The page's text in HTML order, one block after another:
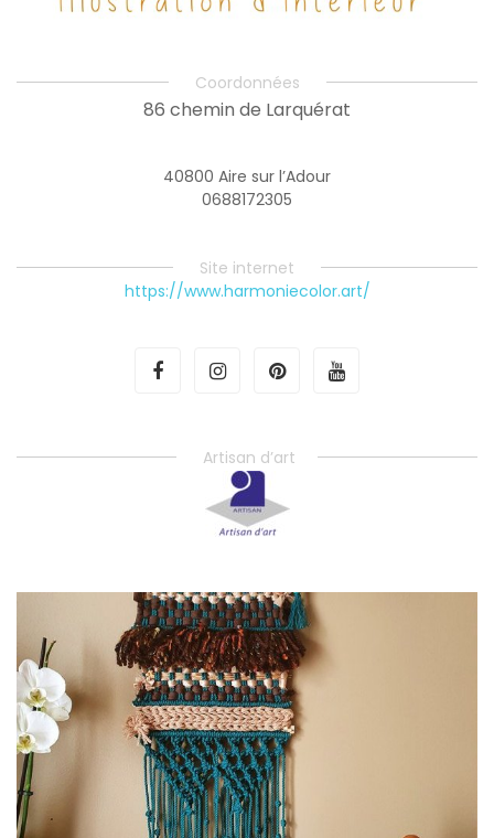
Coordonnées
86 chemin de Larquérat
40800 Aire sur l’Adour
0688172305
Site internet
https://www.harmoniecolor.art/
Artisan d’art